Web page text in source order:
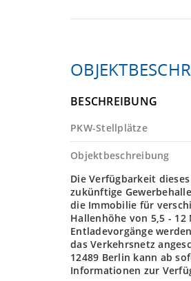
BESCHREIBUNG
PKW-Stellplätze
Objektbeschreibung
Die Verfügbarkeit
zukünftige
die Immobilie für
Hallenhöhe von 5,5 -
Entladevorgänge
das Verkehrsnetz
12489 Berlin kann ab
Informationen zur